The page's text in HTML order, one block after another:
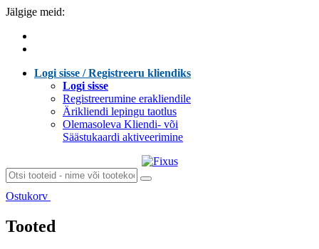
Jälgige meid:
Logi sisse / Registreeru kliendiks
Logi sisse
Registreerumine erakliendile
Ärikliendi lepingu taotlus
Olemasoleva Kliendi- või
Säästukaardi aktiveerimine
Ostukorv
Tooted